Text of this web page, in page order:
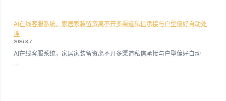
AI在线客服系统，家居家装留资离不开多渠道私信承接与户型偏好自动处
理
2026.8.7
AI在线客服系统，家居家装留资离不开多渠道私信承接与户型偏好自动